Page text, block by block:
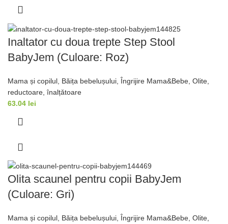
Inaltator cu doua trepte Step Stool
BabyJem (Culoare: Roz)
Mama și copilul Băița bebelușului Îngrijire Mama&Bebe Olite,
reductoare, înalțǎtoare
63.04 lei
Olita scaunel pentru copii BabyJem
(Culoare: Gri)
Mama și copilul Băița bebelușului Îngrijire Mama&Bebe Olite,